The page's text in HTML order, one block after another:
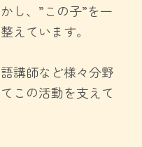
し、”この子”を一
えています。
講師など様々分野
この活動を支えて